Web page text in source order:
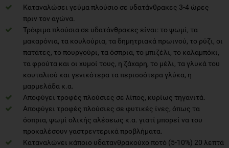
Καταναλώσει γεύμα πλούσιο σε υδατάνθρακες 3-4 ώρες
πριν τον αγώνα.
Τρόφιμα πλούσια σε υδατάνθρακες είναι: το ψωμί, τα
μακαρόνια, τα κουλούρια, τα δημητριακά πρωινού, το ρύζι, οι
πατάτες, το πουργούρι, τα όσπρια, το μπιζέλι, το καλαμπόκι,
τα φρούτα και οι χυμοί τους, η ζάχαρη, το μέλι, τα γλυκά του
κουταλιού και γενικότερα τα περισσότερα γλύκα, η
μαρμελάδα κ.α.
Αποφύγει τροφές πλούσιες σε λίπος, κυρίως τηγανιτά.
Αποφύγει τροφές πλούσιες σε φυτικές ίνες, όπως τα
όσπρια, ψωμί ολικής αλέσεως κ.α. γιατί μπορεί να του
προκαλέσουν γαστρεντερικά προβλήματα.
Καταναλώνει κάποιο υδατανθρακούχο ποτό (5-10%) 20 λεπτά